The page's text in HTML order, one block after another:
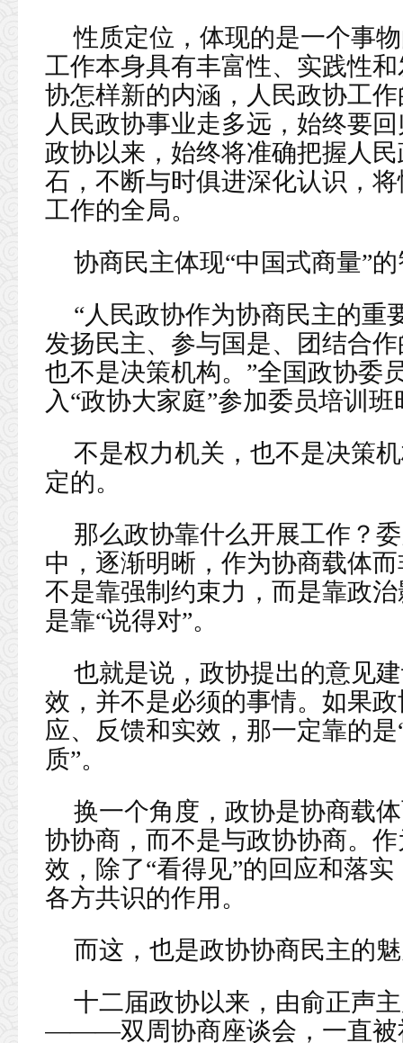
性质定位，体现的是一个事
工作本身具有丰富性、实践性
协怎样新的内涵，人民政协工
人民政协事业走多远，始终要
政协以来，始终将准确把握人
石，不断与时俱进深化认识，
工作的全局。
协商民主体现“中国式商量”
“人民政协作为协商民主的重
发扬民主、参与国是、团结合
也不是决策机构。”全国政协委
入“政协大家庭”参加委员培训
不是权力机关，也不是决策
定的。
那么政协靠什么开展工作？
中，逐渐明晰，作为协商载体
不是靠强制约束力，而是靠政
是靠“说得对”。
也就是说，政协提出的意见
效，并不是必须的事情。如果
应、反馈和实效，那一定靠的
质”。
换一个角度，政协是协商载
协协商，而不是与政协协商。
效，除了“看得见”的回应和落
各方共识的作用。
而这，也是政协协商民主的
十二届政协以来，由俞正声
———双周协商座谈会，一直被